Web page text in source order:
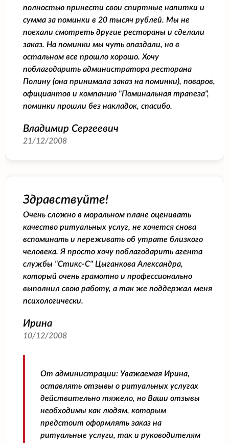
полностью принести свои спиртные напитки и
сумма за поминки в 20 тысяч рублей. Мы не
поехали смотреть другие рестораны и сделали
заказ. На поминки мы чуть опаздали, но в
остальном все прошло хорошо. Хочу
поблагодарить администратора ресторана
Полину (она принимала заказ на поминки), поваров,
официантов и компанию "Поминальная трапеза",
поминки прошли без накладок, спасибо.
Владимир Сергеевич
21/12/2008
Здравствуйте!
Очень сложно в моральном плане оценивать
качество ритуальных услуг, не хочется снова
вспоминать и переживать об утрате близкого
человека. Я просто хочу поблагодарить агента
службы "Стикс-С" Цыганкова Александра,
который очень грамотно и профессионально
выполнил свою работу, а так же поддержал меня
психологически.
Ирина
10/12/2008
От администрации: Уважаемая Ирина,
оставлять отзывы о ритуальных услугах
действительно тяжело, но Ваши отзывы
необходимы как людям, которым
предстоит оформлять заказ на
ритуальные услуги, так и руководителям